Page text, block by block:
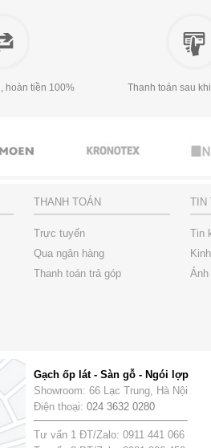
hoàn tiền 100% Thanh toán sau
THANH TOÁN
Trực tuyến
Qua ngân hàng
Thanh toán trả góp
TIN
Tin
Gạch ốp lát - Sàn gỗ - Ngói lợp
Showroom: 66 Lạc Trung, Hà Nội
Điện thoại: 024 3632 0280
Tư vấn 1 ĐT/Zalo: 0911 441 066